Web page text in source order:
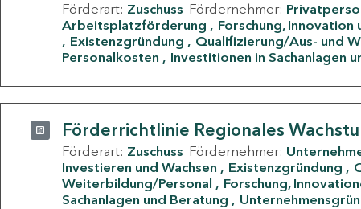
Förderart: Zuschuss Fördernehmer:
Arbeitsplatzförderung
Forschung, Innovation
Existenzgründung
Qualifizierung/Aus- und
Personalkosten
Investitionen in Sachanlagen
Förderrichtlinie Regionales
Förderart: Zuschuss Fördernehmer:
Investieren und Wachsen
Existenzgründung
Weiterbildung/Personal
Forschung,
Sachanlagen und Beratung